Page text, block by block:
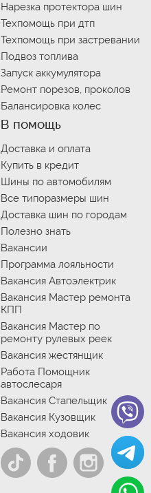
Нарезка протектора шин
Техпомощь при дтп
Техпомощь при застревании
Подвоз топлива
Запуск аккумулятора
Ремонт порезов, проколов
Балансировка колес
В помощь
Доставка и оплата
Купить в кредит
Шины по автомобилям
Все типоразмеры шин
Доставка шин по городам
Полезно знать
Вакансии
Программа лояльности
Вакансия Автоэлектрик
Вакансия Мастер ремонта
КПП
Вакансия Мастер по
ремонту рулевых реек
Вакансия жестянщик
Работа Помощник
автослесаря
Вакансия Стапельщик
Вакансия Кузовщик
Вакансия ходовик